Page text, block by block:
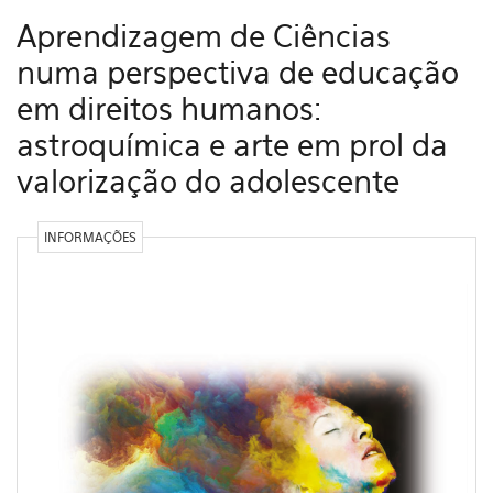
Aprendizagem de Ciências
numa perspectiva de educação
em direitos humanos:
astroquímica e arte em prol da
valorização do adolescente
INFORMAÇÕES